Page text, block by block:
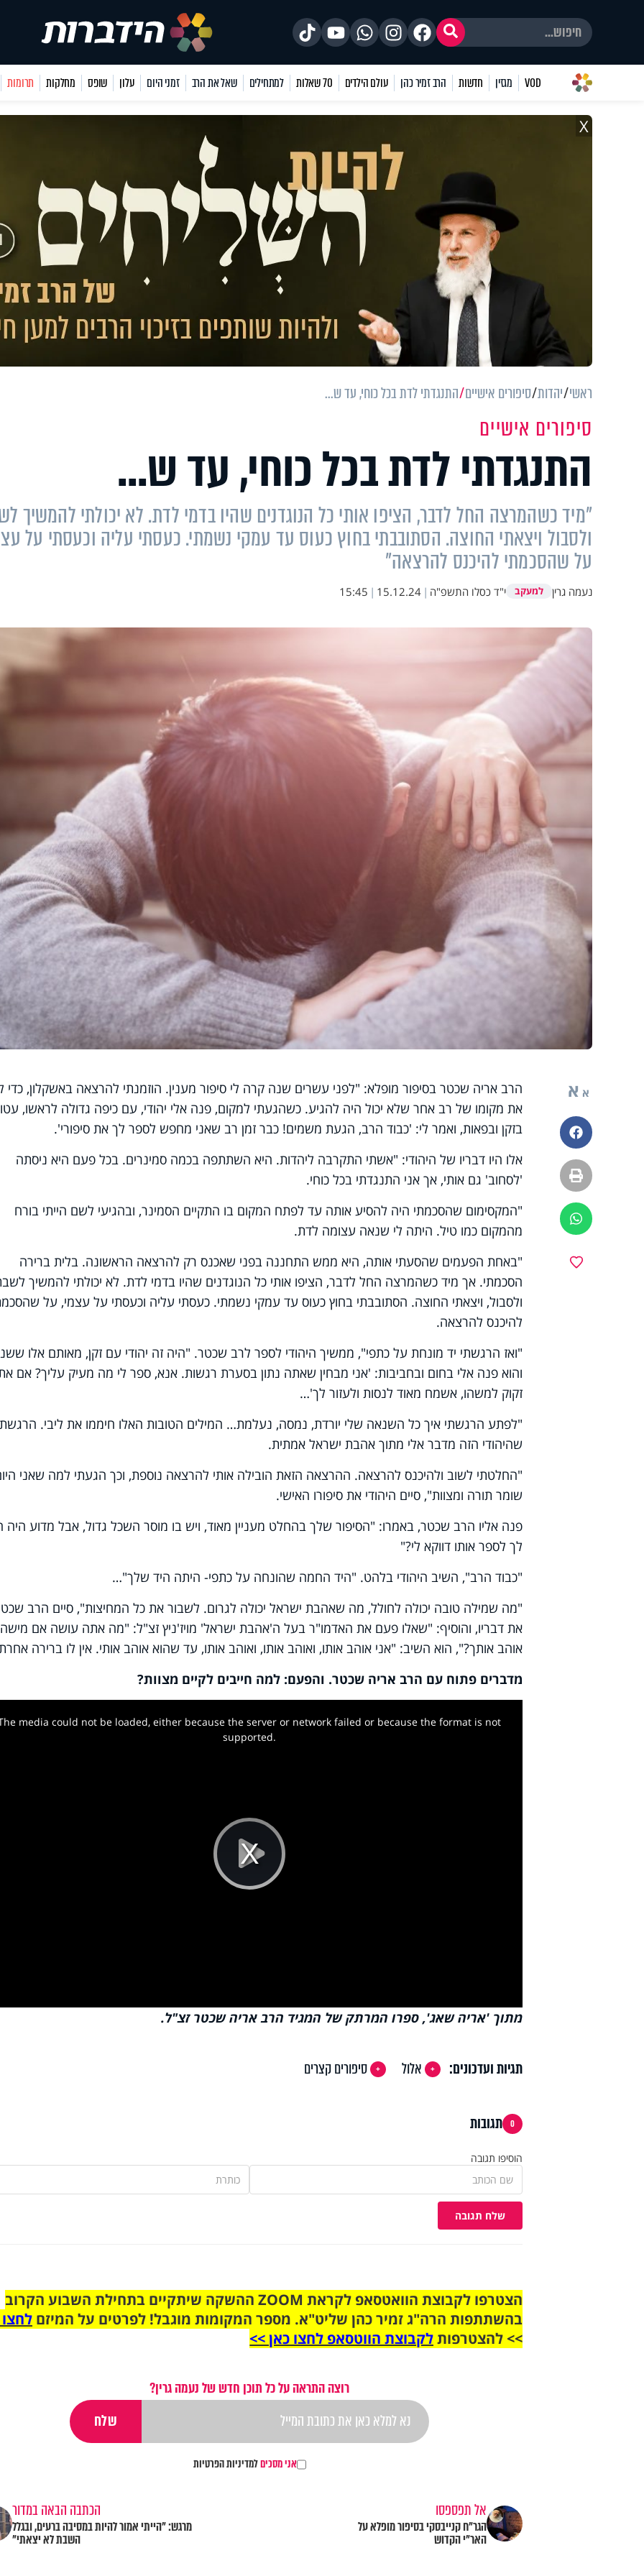
VOD מגזין חדשות הרב זמיר כהן עולם הילדים 70 שאלות למתחילים שאל את הרב זמני היום עלון שופס מחלקות תרומות
X
ראשי יהדות סיפורים אישיים התנגדתי לדת בכל כוחי, עד ש...
סיפורים אישיים
התנגדתי לדת בכל כוחי, עד ש...
"מיד כשהמרצה החל לדבר, הציפו אותי כל הנוגדנים שהיו בדמי לדת. לא יכולתי להמשיך
ולסבול ויצאתי החוצה. הסתובבתי בחוץ כעוס עד עמקי נשמתי. כעסתי עליה וכעסתי על
על שהסכמתי להיכנס להרצאה"
נעמה גרין למעקב י"ד כסלו התשפ"ה |
15.12.24
|
15:45
א א
פייסבוק
הדפסה
ווטסאפ
הרב אריה שכטר בסיפור מופלא: "לפני עשרים שנה קרה לי סיפור מענין. הוזמנתי להרצאה באשקלון, כדי
את מקומו של רב אחר שלא יכול היה להגיע. כשהגעתי למקום, פנה אלי יהודי, עם כיפה גדולה לראשו,
בזקן ובפאות, ואמר לי: 'כבוד הרב, הגעת משמים! כבר זמן רב שאני מחפש לספר לך את סיפורי'.
אלו היו דבריו של היהודי: "אשתי התקרבה ליהדות. היא השתתפה בכמה סמינרים. בכל פעם היא ניסתה
'לסחוב' גם אותי, אך אני התנגדתי בכל כוחי.
"המקסימום שהסכמתי היה להסיע אותה עד לפתח המקום בו התקיים הסמינר, ובהגיעי לשם הייתי בורח
מהמקום כמו טיל. היתה לי שנאה עצומה לדת.
"באחת הפעמים שהסעתי אותה, היא ממש התחננה בפני שאכנס רק להרצאה הראשונה. בלית ברירה
הסכמתי. אך מיד כשהמרצה החל לדבר, הציפו אותי כל הנוגדנים שהיו בדמי לדת. לא יכולתי להמשיך
ולסבול, ויצאתי החוצה. הסתובבתי בחוץ כעוס עד עמקי נשמתי. כעסתי עליה וכעסתי על עצמי, על
להיכנס להרצאה.
"ואז הרגשתי יד מונחת על כתפי", ממשיך היהודי לספר לרב שכטר. "היה זה יהודי עם זקן, מאותם אלו
והוא פנה אלי בחום ובחביבות: 'אני מבחין שאתה נתון בסערת רגשות. אנא, ספר לי מה מעיק עליך? אם
זקוק למשהו, אשמח מאוד לנסות ולעזור לך'…
"לפתע הרגשתי איך כל השנאה שלי יורדת, נמסה, נעלמת… המילים הטובות האלו חיממו את ליבי.
שהיהודי הזה מדבר אלי מתוך אהבת ישראל אמתית.
"החלטתי לשוב ולהיכנס להרצאה. ההרצאה הזאת הובילה אותי להרצאה נוספת, וכך הגעתי למה שאני
שומר תורה ומצוות", סיים היהודי את סיפורו האישי.
פנה אליו הרב שכטר, באמרו: "הסיפור שלך בהחלט מעניין מאוד, ויש בו מוסר השכל גדול, אבל מדוע היה
לך לספר אותו דווקא לי?"
"כבוד הרב", השיב היהודי בלהט. "היד החמה שהונחה על כתפי- היתה היד שלך"…
"מה שמילה טובה יכולה לחולל, מה שאהבת ישראל יכולה לגרום. לשבור את כל המחיצות", סיים הרב
את דבריו, והוסיף: "שאלו פעם את האדמו"ר בעל ה'אהבת ישראל' מויז'ניץ זצ"ל: "מה אתה עושה אם
אוהב אותך?", הוא השיב: "אני אוהב אותו, ואוהב אותו, ואוהב אותו, עד שהוא אוהב אותי. אין לו ברירה
מדברים פתוח עם הרב אריה שכטר. והפעם: למה חייבים לקיים מצוות?
Play
media could not be loaded, either because the server or network failed or because the format is not
supported.
מתוך 'אריה שאג', ספרו המרתק של המגיד הרב אריה שכטר זצ"ל.
תגיות ועדכונים: אלול סיפורים קצרים
0 תגובות
הוסיפו תגובה
שלח תגובה
הצטרפו לקבוצת הוואטסאפ לקראת ZOOM ההשקה שיתקיים בתחילת השבוע הקרוב
בהשתתפות הרה"ג זמיר כהן שליט"א. מספר המקומות מוגבל! לפרטים על המיזם
>> להצטרפותלקבוצת הווטסאפ לחצו כאן >>
רוצה התראה על כל תוכן חדש של נעמה גרין?
אני מסכיםלמדיניות הפרטיות
אל תפספסו
הגר"ח קנייבסקי בסיפור מופלא על
האר"י הקדוש
הכתבה הבאה במדור
מרגש: "הייתי אמור להיות במסיבה ברעים, ובגלל
השבת לא יצאתי"